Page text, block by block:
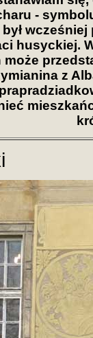
-
husyckiej.
może
z